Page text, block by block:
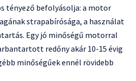
tényező befolyásolja: a motor
strapabírósága, a használat
Egy jó minőségű motorral
redőny akár 10-15 évig
minőségűek ennél rövidebb